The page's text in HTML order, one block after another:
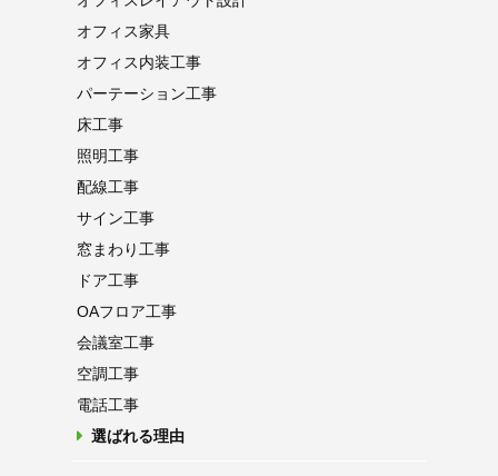
オフィス家具
オフィス内装工事
パーテーション工事
床工事
照明工事
配線工事
サイン工事
窓まわり工事
ドア工事
OAフロア工事
会議室工事
空調工事
電話工事
選ばれる理由